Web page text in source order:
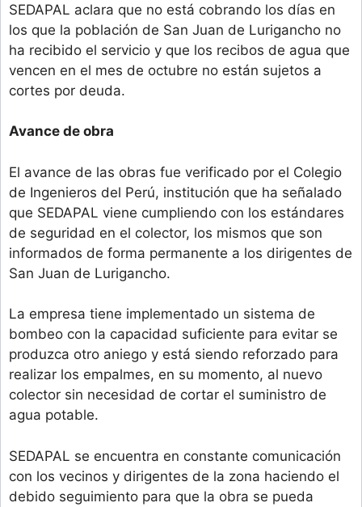
SEDAPAL aclara que no está cobrando los días en
los que la población de San Juan de Lurigancho no
ha recibido el servicio y que los recibos de agua que
vencen en el mes de octubre no están sujetos a
cortes por deuda.
Avance de obra
El avance de las obras fue verificado por el Colegio
de Ingenieros del Perú, institución que ha señalado
que SEDAPAL viene cumpliendo con los estándares
de seguridad en el colector, los mismos que son
informados de forma permanente a los dirigentes de
San Juan de Lurigancho.
La empresa tiene implementado un sistema de
bombeo con la capacidad suficiente para evitar se
produzca otro aniego y está siendo reforzado para
realizar los empalmes, en su momento, al nuevo
colector sin necesidad de cortar el suministro de
agua potable.
SEDAPAL se encuentra en constante comunicación
con los vecinos y dirigentes de la zona haciendo el
debido seguimiento para que la obra se pueda